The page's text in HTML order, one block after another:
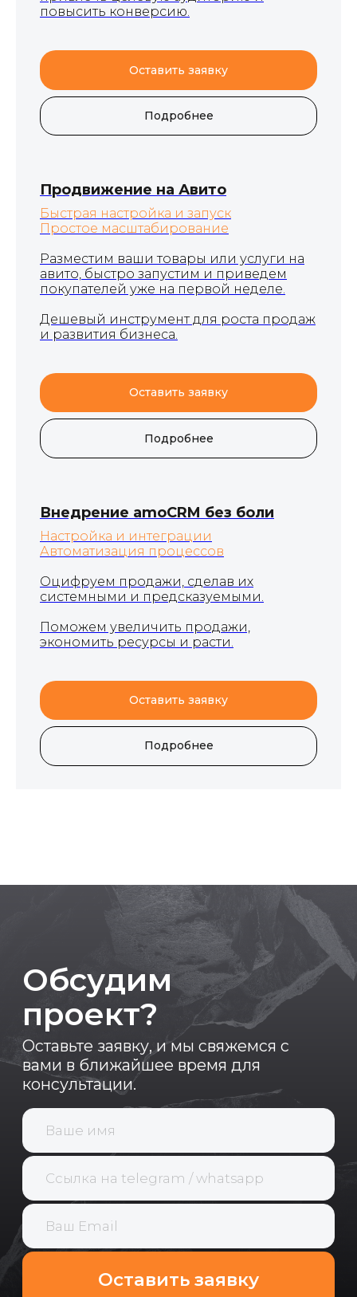
повысить конверсию.
Оставить заявку
Подробнее
Продвижение на Авито
Быстрая настройка и запуск
Простое масштабирование
Разместим ваши товары или услуги на
авито, быстро запустим и приведем
покупателей уже на первой неделе.
Дешевый инструмент для роста продаж
и развития бизнеса.
Оставить заявку
Подробнее
Внедрение amoCRM без боли
Настройка и интеграции
Автоматизация процессов
Оцифруем продажи, сделав их
системными и предсказуемыми.
Поможем увеличить продажи,
экономить ресурсы и расти.
Оставить заявку
Подробнее